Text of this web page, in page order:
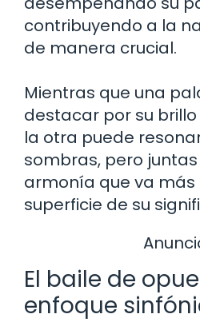
contribuyendo a la
de manera crucial.
Mientras que una
destacar por su
la otra puede
sombras, pero
armonía que va más
superficie de su
El baile de
enfoque